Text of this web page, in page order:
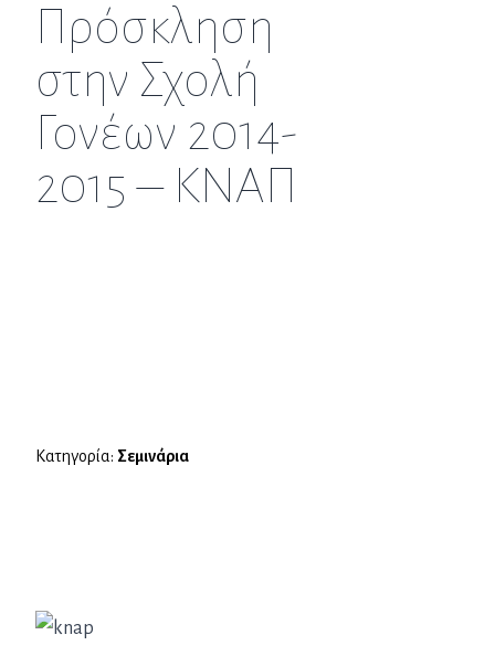
Πρόσκληση
στην Σχολή
Γονέων 2014-
2015 – ΚΝΑΠ
Κατηγορία: Σεμινάρια